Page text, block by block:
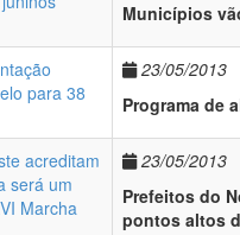
Municípios
23/05/2013
Programa de
23/05/2013
Prefeitos do
pontos altos